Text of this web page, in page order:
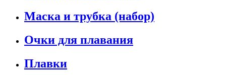
Маска и трубка (набор)
Очки для плавания
Плавки